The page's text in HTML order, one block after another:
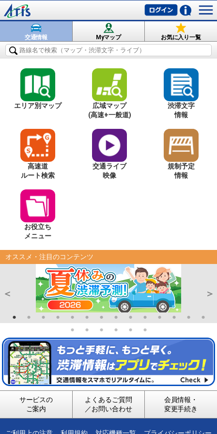
交通情報 Myマップ お気に入り一覧
エリア別マップ
広域マップ
(高速+一般道)
渋滞文字
情報
高速道
ルート検索
交通ライブ
映像
規制予定
情報
お役立ち
メニュー
オススメ・注目のコンテンツ
サービスの
ご案内
よくあるご質問
／お問い合わせ
会員情報・
変更手続き